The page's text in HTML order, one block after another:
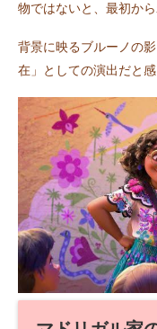
物ではないと、最初か
背景に映るブルーノの
在」としての演出だと感